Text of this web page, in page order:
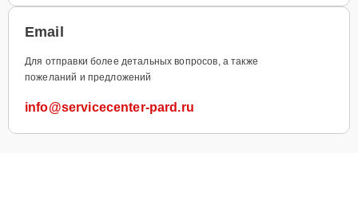
Email
Для отправки более детальных вопросов, а также
пожеланий и предложений
info@servicecenter-pard.ru